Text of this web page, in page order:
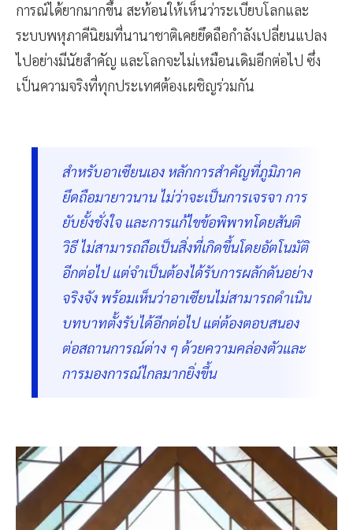
การณ์ได้ยากมากขึ้น สะท้อนให้เห็นว่าระเบียบโลกและ
ระบบพหุภาคีนิยมที่นานาชาติเคยยึดถือกำลังเปลี่ยนแปลง
ไปอย่างมีนัยสำคัญ และโลกจะไม่เหมือนเดิมอีกต่อไป ซึ่ง
เป็นความจริงที่ทุกประเทศต้องเผชิญร่วมกัน
สำหรับอาเซียนเอง หลักการสำคัญที่ภูมิภาค
ยึดถือมายาวนาน ไม่ว่าจะเป็นการเจรจา การ
ยับยั้งชั่งใจ และการแก้ไขข้อพิพาทโดยสันติ
วิธี ไม่สามารถถือเป็นสิ่งที่เกิดขึ้นโดยอัตโนมัติ
อีกต่อไป แต่จำเป็นต้องได้รับการผลักดันอย่าง
จริงจัง พร้อมเห็นว่าอาเซียนไม่สามารถดำเนิน
บทบาทตั้งรับได้อีกต่อไป แต่ต้องตอบสนอง
ต่อสถานการณ์ต่าง ๆ ด้วยความคล่องตัวและ
การมองการณ์ไกลมากยิ่งขึ้น